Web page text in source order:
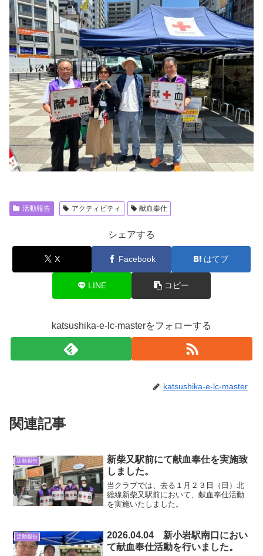
活動報告 アクティビティ 献血奉仕
シェアする
X Facebook はてブ
LINE コピー
katsushika-e-lc-masterをフォローする
katsushika-e-lc-master
関連記事
活動報告
新柴又駅前にて献血奉仕を実施致
しました。
当クラブでは、去る１月２３日（日）北
総線新柴又駅前において、献血奉仕活動
を実施いたしました。
活動報告
2026.04.04 新小岩駅南口におい
て献血奉仕活動を行いました。